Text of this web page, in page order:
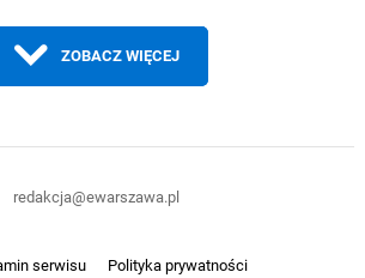
ZOBACZ WIĘCEJ
serwisu
Polityka prywatności
redakcja@ewarszawa.pl